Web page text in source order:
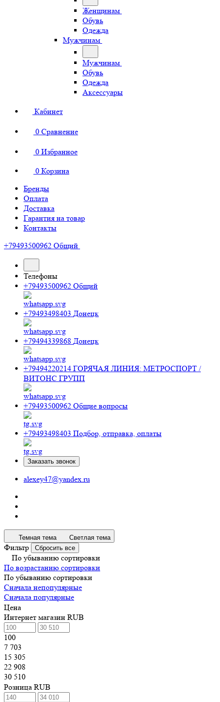
Женщинам
Обувь
Одежда
Мужчинам
Мужчинам
Обувь
Одежда
Аксессуары
Кабинет
0 Сравнение
0 Избранное
0 Корзина
Бренды
Оплата
Доставка
Гарантия на товар
Контакты
+79493500962 Общий
Телефоны
+79493500962 Общий
+79493498403 Донецк
+79494339868 Донецк
+79494220214 ГОРЯЧАЯ ЛИНИЯ: МЕТРОСПОРТ /
ВИТОНС ГРУПП
+79493500962 Общие вопросы
+79493498403 Подбор, отправка, оплаты
Заказать звонок
alexey47@yandex.ru
Темная тема Светлая тема
Фильтр Сбросить все
По убыванию сортировки
По возрастанию сортировки
По убыванию сортировки
Сначала непопулярные
Сначала популярные
Цена
Интернет магазин RUB
100
7 703
15 305
22 908
30 510
Розница RUB